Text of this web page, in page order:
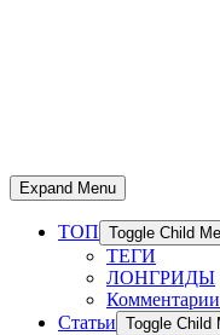
Expand Menu
ТОП Toggle Child
ТЕГИ
ЛОНГРИДЫ
Комментарии
Статьи Toggle Child